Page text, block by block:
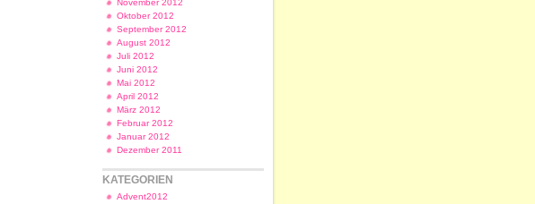
November 2012
Oktober 2012
September 2012
August 2012
Juli 2012
Juni 2012
Mai 2012
April 2012
März 2012
Februar 2012
Januar 2012
Dezember 2011
KATEGORIEN
Advent2012